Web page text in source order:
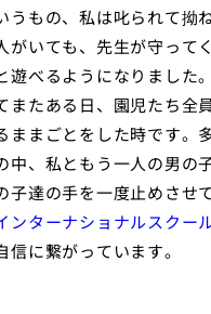
うもの、私は叱られて拗
がいても、先生が守って
遊べるようになりました。
またある日、園児たち全
ままごとをした時です。
中、私ともう一人の男の
子達の手を一度止めさせ
ンターナショナルスクー
信に繋がっています。